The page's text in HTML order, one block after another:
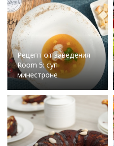
Рецепт от заведения
Room 5: суп
минестроне